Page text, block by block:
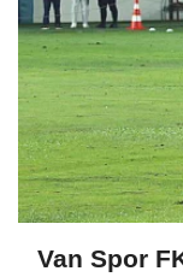
Van Spor